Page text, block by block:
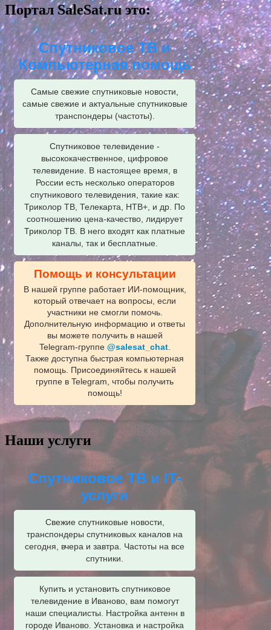
Портал SaleSat.ru это:
Спутниковое ТВ и
Компьютерная помощь
Самые свежие спутниковые новости,
самые свежие и актуальные спутниковые
транспондеры (частоты).
Спутниковое телевидение -
высококачественное, цифровое
телевидение. В настоящее время, в
России есть несколько операторов
спутникового телевидения, такие как:
Триколор ТВ, Телекарта, НТВ+, и др. По
соотношению цена-качество, лидирует
Триколор ТВ. В него входят как платные
каналы, так и бесплатные.
Помощь и консультации
В нашей группе работает ИИ‑помощник,
который отвечает на вопросы, если
участники не смогли помочь.
Дополнительную информацию и ответы
вы можете получить в нашей
Telegram‑группе @salesat_chat.
Также доступна быстрая компьютерная
помощь. Присоединяйтесь к нашей
группе в Telegram, чтобы получить
помощь!
Наши услуги
Спутниковое ТВ и IT-
услуги
Свежие спутниковые новости,
транспондеры спутниковых каналов на
сегодня, вчера и завтра. Частоты на все
спутники.
Купить и установить спутниковое
телевидение в Иваново, вам помогут
наши специалисты. Настройка антенн в
городе Иваново. Установка и настройка